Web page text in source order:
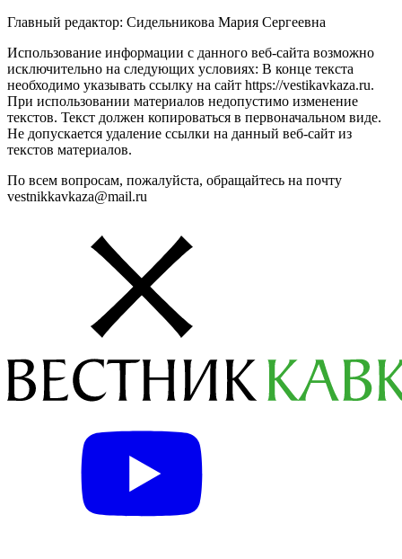
Главный редактор: Сидельникова Мария Сергеевна
Использование информации с данного веб-сайта возможно
исключительно на следующих условиях: В конце текста
необходимо указывать ссылку на сайт https://vestikavkaza.ru.
При использовании материалов недопустимо изменение
текстов. Текст должен копироваться в первоначальном виде.
Не допускается удаление ссылки на данный веб-сайт из
текстов материалов.
По всем вопросам, пожалуйста, обращайтесь на почту
vestnikkavkaza@mail.ru